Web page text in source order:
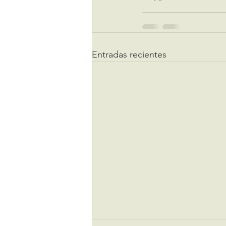
Entradas recientes